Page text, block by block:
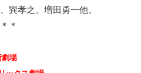
巽孝之、増田勇一他。
＊
場